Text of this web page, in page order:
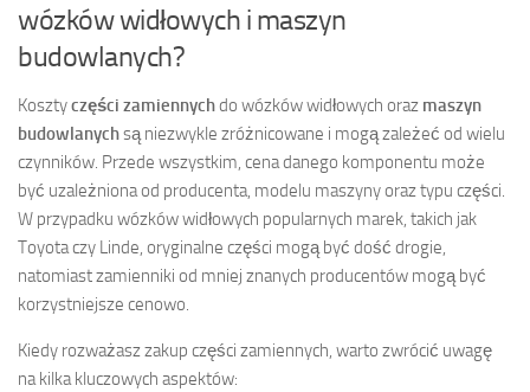
wózków widłowych i maszyn
budowlanych?
Kosztyczęści zamiennychdo wózków widłowych oraz maszyn
budowlanychsą niezwykle zróżnicowane i mogą zależeć od wielu
czynników. Przede wszystkim, cena danego komponentu może
być uzależniona od producenta, modelu maszyny oraz typu części.
W przypadku wózków widłowych popularnych marek, takich jak
Toyota czy Linde, oryginalne części mogą być dość drogie,
natomiast zamienniki od mniej znanych producentów mogą być
korzystniejsze cenowo.
Kiedy rozważasz zakup części zamiennych, warto zwrócić uwagę
na kilka kluczowych aspektów: